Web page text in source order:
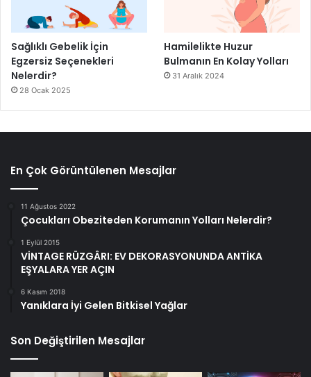
Sağlıklı Gebelik İçin
Egzersiz Seçenekleri
Nelerdir?
28 Ocak 2025
Hamilelikte Huzur
Bulmanın En Kolay Yolları
31 Aralık 2024
En Çok Görüntülenen Mesajlar
11 Ağustos 2022
Çocukları Obeziteden Korumanın Yolları Nelerdir?
1 Eylül 2015
VİNTAGE RÜZGÂRI: EV DEKORASYONUNDA ANTİKA
EŞYALARA YER AÇIN
6 Kasım 2018
Yanıklara İyi Gelen Bitkisel Yağlar
Son Değiştirilen Mesajlar